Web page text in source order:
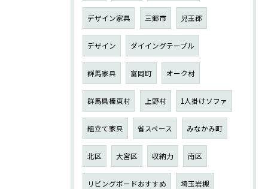
デザイン家具 三郷市 児玉郡
デザイン ダイイングテーブル
群馬家具 富岡町 オーク材
群馬県榛東村 上野村 1人掛けソファ
組立て家具 省スペース みなかみ町
北区 大宮区 収納力 南区
リビングボードおすすめ 埼玉岩槻